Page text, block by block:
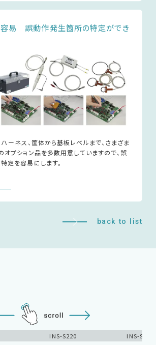
HOME
会社概要
容易 誤動作発生箇所の特定ができ
ハーネス、筐体から基板レベルまで、さまざま
オプション品を多数用意していますので、誤
定を容易にします。
back to list
INS-S220
INS-S420